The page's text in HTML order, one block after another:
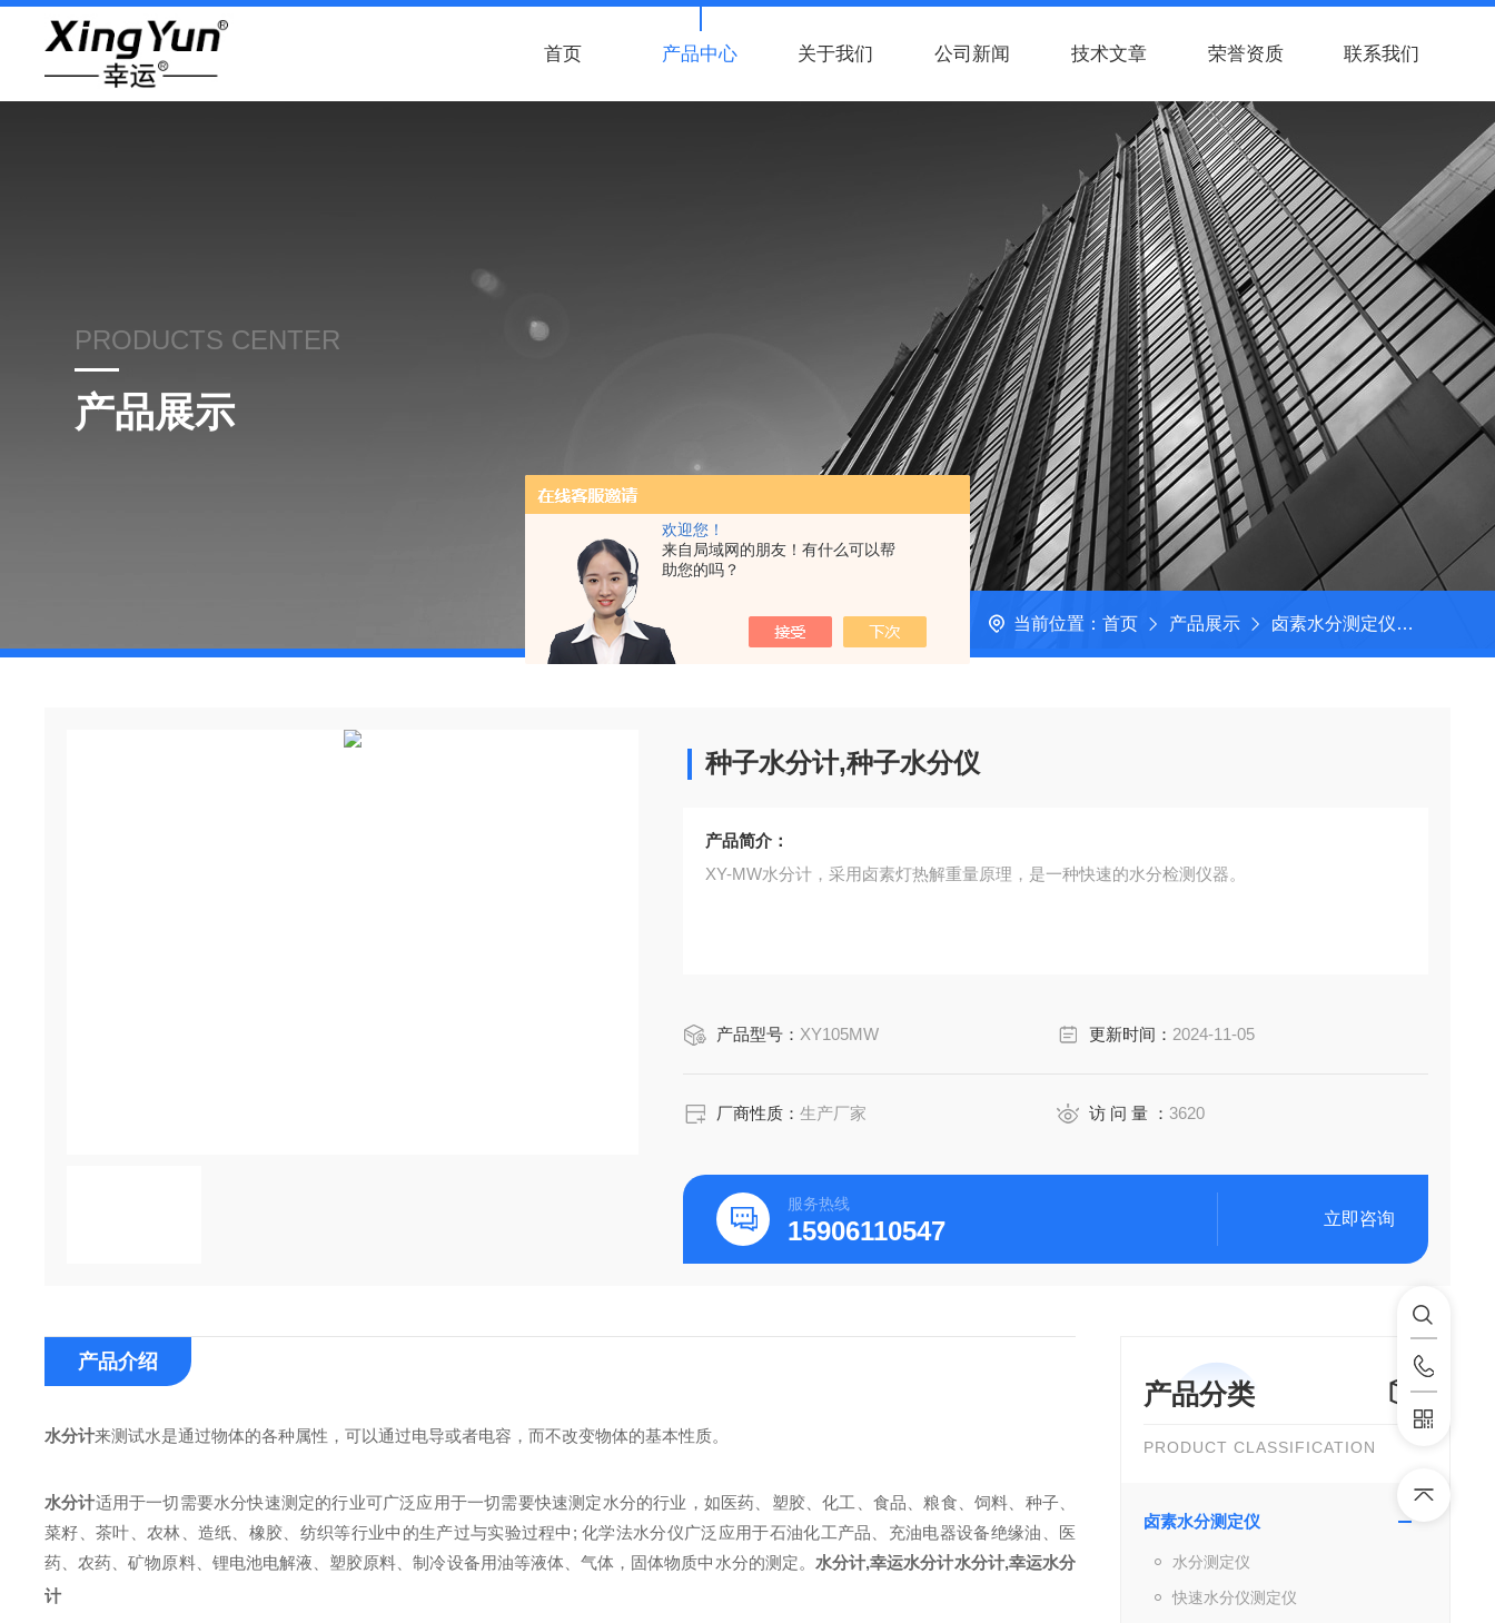
欢迎您！
来自局域网的朋友！有什么可以帮
助您的吗？
首页 产品中心 关于我们 公司新闻 技术文章 荣誉资质 联系我们
PRODUCTS CENTER
产品展示
当前位置： 首页 产品展示 卤素水分测定仪
种子水分计,种子水分仪
产品简介：
XY-MW水分计，采用卤素灯热解重量原理，是一种快速的水分检测仪器。
产品型号： XY105MW 更新时间： 2024-11-05
厂商性质：生产厂家 访 问 量 ：3620
服务热线
15906110547 立即咨询
产品分类
PRODUCT CLASSIFICATION
卤素水分测定仪
水分测定仪
快速水分仪测定仪
产品介绍
水分计来测试水是通过物体的各种属性，可以通过电导或者电容，而不改变物体的基本性质。
水分计适用于一切需要水分快速测定的行业可广泛应用于一切需要快速测定水分的行业，如医药、塑胶、化工、食品、粮食、饲料、种子、
菜籽、茶叶、农林、造纸、橡胶、纺织等行业中的生产过与实验过程中; 化学法水分仪广泛应用于石油化工产品、充油电器设备绝缘油、医
药、农药、矿物原料、锂电池电解液、塑胶原料、制冷设备用油等液体、气体，固体物质中水分的测定。 水分计,幸运水分计水分计,幸运水分
计